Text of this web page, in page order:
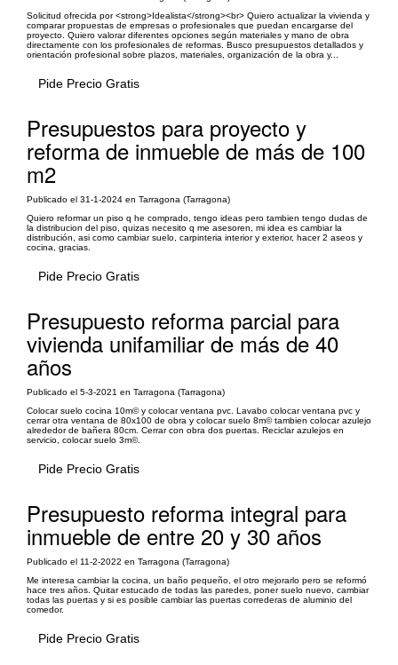
Solicitud ofrecida por <strong>Idealista</strong><br> Quiero actualizar la vivienda y
comparar propuestas de empresas o profesionales que puedan encargarse del
proyecto. Quiero valorar diferentes opciones según materiales y mano de obra
directamente con los profesionales de reformas. Busco presupuestos detallados y
orientación profesional sobre plazos, materiales, organización de la obra y...
Pide Precio Gratis
Presupuestos para proyecto y
reforma de inmueble de más de 100
m2
Publicado el 31-1-2024 en Tarragona (Tarragona)
Quiero reformar un piso q he comprado, tengo ideas pero tambien tengo dudas de
la distribucion del piso, quizas necesito q me asesoren, mi idea es cambiar la
distribución, asi como cambiar suelo, carpinteria interior y exterior, hacer 2 aseos y
cocina, gracias.
Pide Precio Gratis
Presupuesto reforma parcial para
vivienda unifamiliar de más de 40
años
Publicado el 5-3-2021 en Tarragona (Tarragona)
Colocar suelo cocina 10m© y colocar ventana pvc. Lavabo colocar ventana pvc y
cerrar otra ventana de 80x100 de obra y colocar suelo 8m© tambien colocar azulejo
alrededor de bañera 80cm. Cerrar con obra dos puertas. Reciclar azulejos en
servicio, colocar suelo 3m©.
Pide Precio Gratis
Presupuesto reforma integral para
inmueble de entre 20 y 30 años
Publicado el 11-2-2022 en Tarragona (Tarragona)
Me interesa cambiar la cocina, un baño pequeño, el otro mejorarlo pero se reformó
hace tres años. Quitar estucado de todas las paredes, poner suelo nuevo, cambiar
todas las puertas y si es posible cambiar las puertas correderas de aluminio del
comedor.
Pide Precio Gratis